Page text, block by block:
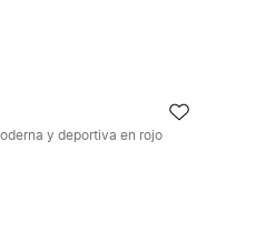
y deportiva en rojo